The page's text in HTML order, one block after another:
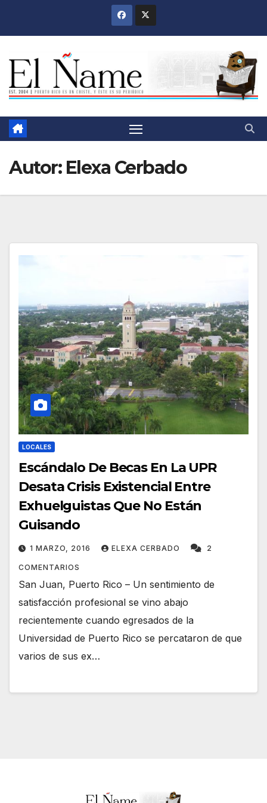
Autor: Elexa Cerbado
LOCALES
Escándalo De Becas En La UPR
Desata Crisis Existencial Entre
Exhuelguistas Que No Están
Guisando
1 MARZO, 2016 ELEXA CERBADO 2
COMENTARIOS
San Juan, Puerto Rico – Un sentimiento de
satisfacción profesional se vino abajo
recientemente cuando egresados de la
Universidad de Puerto Rico se percataron de que
varios de sus ex…